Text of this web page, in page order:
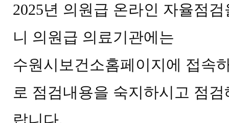
2025년 의원급 온라인 자율점
니 의원급 의료기관에는
수원시보건소홈페이지에 접속
로 점검내용을 숙지하시고 점
랍니다.